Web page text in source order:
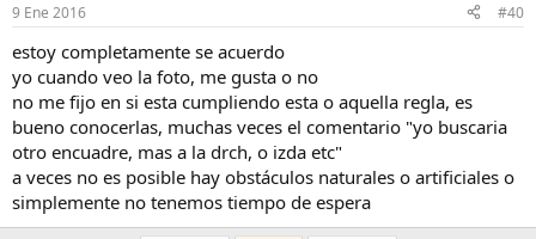
9 Ene 2016 #40
estoy completamente se acuerdo
yo cuando veo la foto, me gusta o no
no me fijo en si esta cumpliendo esta o aquella regla, es
bueno conocerlas, muchas veces el comentario "yo buscaria
otro encuadre, mas a la drch, o izda etc"
a veces no es posible hay obstáculos naturales o artificiales o
simplemente no tenemos tiempo de espera